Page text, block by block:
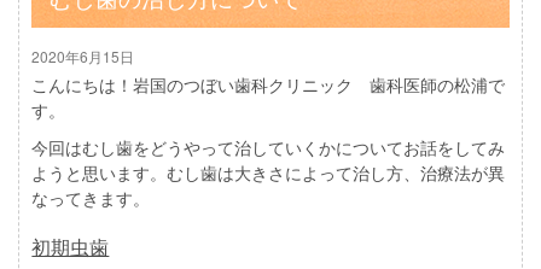
2020年6月15日
こんにちは！岩国のつぼい歯科クリニック 歯科医師の松浦で
す。
今回はむし歯をどうやって治していくかについてお話をしてみ
ようと思います。むし歯は大きさによって治し方、治療法が異
なってきます。
初期虫歯